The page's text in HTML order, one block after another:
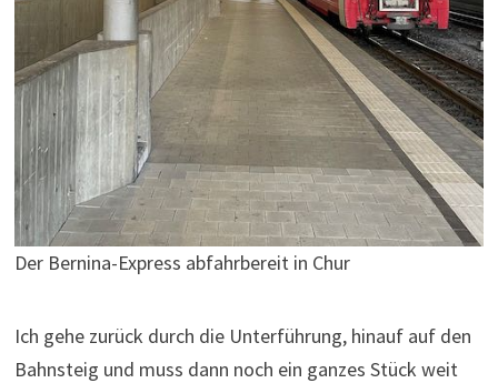
Der Bernina-Express abfahrbereit in Chur
Ich gehe zurück durch die Unterführung, hinauf auf den
Bahnsteig und muss dann noch ein ganzes Stück weit